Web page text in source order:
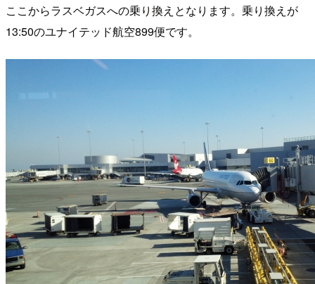
ここからラスベガスへの乗り換えとなります。乗り換えが
13:50のユナイテッド航空899便です。